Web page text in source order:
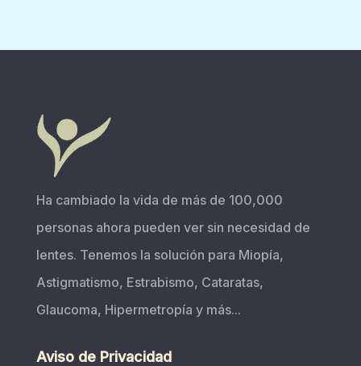
Ha cambiado la vida de más de 100,000
personas ahora pueden ver sin necesidad de
lentes. Tenemos la solución para Miopía,
Astigmatismo, Estrabismo, Cataratas,
Glaucoma, Hipermetropía y más...
Aviso de Privacidad